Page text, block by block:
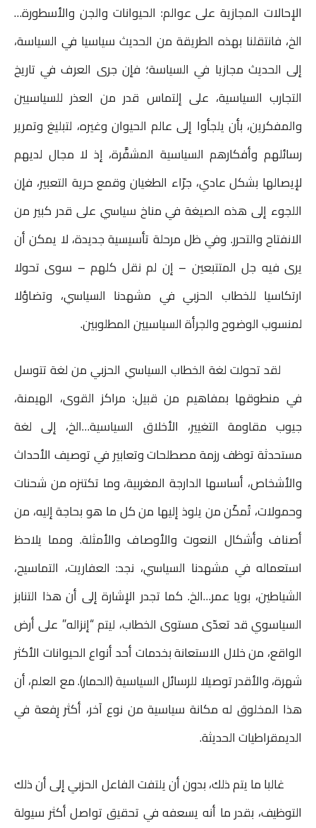
الإحالات المجازية على عوالم: الحيوانات والجن والأسطورة…
الخ، فانتقلنا بهذه الطريقة من الحديث سياسيا في السياسة،
إلى الحديث مجازيا في السياسة؛ فإن جرى العرف في تاريخ
التجارب السياسية، على إلتماس قدر من العذر للسياسيين
والمفكرين، بأن يلجأوا إلى عالم الحيوان وغيره، لتبليغ وتمرير
رسائلهم وأفكارهم السياسية المشفَّرة، إذ لا مجال لديهم
لإيصالها بشكل عادي، جرّاء الطغيان وقمع حرية التعبير، فإن
اللجوء إلى هذه الصيغة في مناخ سياسي على قدر كبير من
الانفتاح والتحرر. وفي ظل مرحلة تأسيسية جديدة، لا يمكن أن
يرى فيه جل المتتبعين – إن لم نقل كلهم – سوى تحولا
ارتكاسيا للخطاب الحزبي في مشهدنا السياسي، وتضاؤلا
لمنسوب الوضوح والجرأة السياسيين المطلوبين.
لقد تحولت لغة الخطاب السياسي الحزبي من لغة تتوسل
في منطوقها بمفاهيم من قبيل: مراكز القوى، الهيمنة،
جيوب مقاومة التغيير، الأخلاق السياسية…الخ، إلى لغة
مستحدثة توظف رزمة مصطلحات وتعابير في توصيف الأحداث
والأشخاص، أساسها الدارجة المغربية، وما تكتنزه من شحنات
وحمولات، تُمكّن من يلوذ إليها من كل ما هو بحاجة إليه، من
أصناف وأشكال النعوت والأوصاف والأمثلة. ومما يلاحظ
استعماله في مشهدنا السياسي، نجد: العفاريت، التماسيح،
الشياطين، بويا عمر…الخ. كما تجدر الإشارة إلى أن هذا التنابز
السياسوي قد تعدّى مستوى الخطاب، ليتم “إنزاله” على أرض
الواقع، من خلال الاستعانة بخدمات أحد أنواع الحيوانات الأكثر
شهرة، والأقدر توصيلا للرسائل السياسية (الحمار). مع العلم، أن
هذا المخلوق له مكانة سياسية من نوع آخر، أكثر رِفعة في
الديمقراطيات الحديثة.
غالبا ما يتم ذلك، بدون أن يلتفت الفاعل الحزبي إلى أن ذلك
التوظيف، بقدر ما أنه يسعفه في تحقيق تواصل أكثر سيولة